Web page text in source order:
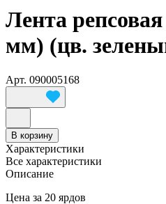
Лента
мм) (цв.
Арт. 090005168
В корзину
Характеристики
Все характеристики
Описание
Цена за 20 ярдов